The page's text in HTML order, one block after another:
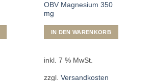
OBV Magnesium 350
mg
IN DEN WARENKORB
inkl. 7 % MwSt.
zzgl. Versandkosten